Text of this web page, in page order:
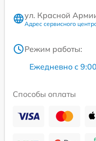
ул. Красной
Адрес сервисного
Режим работы:
Ежедневно с
Способы оплаты